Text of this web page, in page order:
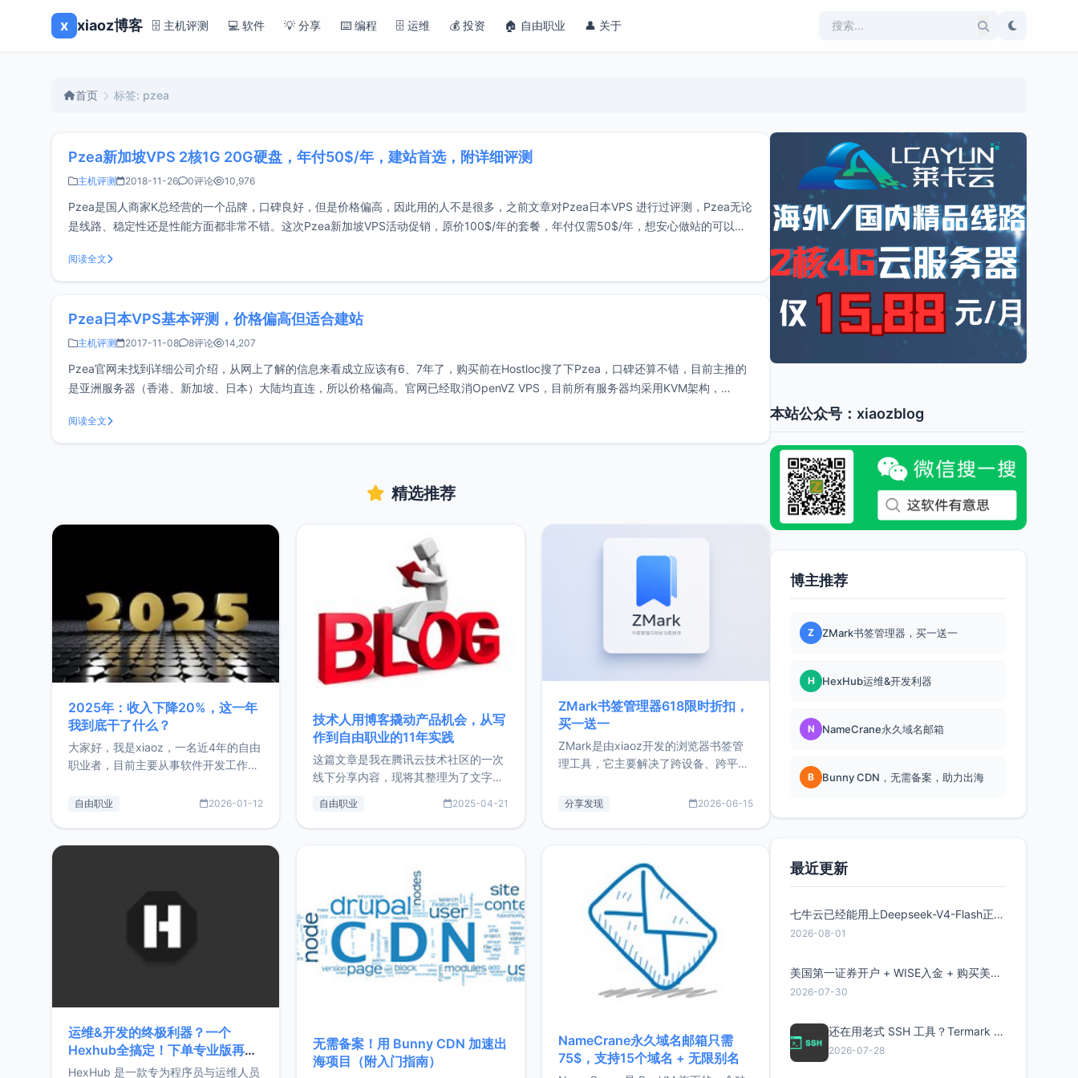
x xiaoz博客 🗄️ 主机评测 💻 软件 💡 分享 ⌨️ 编程 🗄️ 运维 💰 投资 🏠 自由职业 👤 关于
首页 标签: pzea
Pzea新加坡VPS 2核1G 20G硬盘，年付50$/年，建站首选，附详细评测
主机评测 2018-11-26 0评论 10,976
Pzea是国人商家K总经营的一个品牌，口碑良好，但是价格偏高，因此用的人不是很多，之前文章对Pzea日本VPS 进行过评测，Pzea无论
是线路、稳定性还是性能方面都非常不错。这次Pzea新加坡VPS活动促销，原价100$/年的套餐，年付仅需50$/年，想安心做站的可以关
阅读全文
Pzea日本VPS基本评测，价格偏高但适合建站
主机评测 2017-11-08 8评论 14,207
Pzea官网未找到详细公司介绍，从网上了解的信息来看成立应该有6、7年了，购买前在Hostloc搜了下Pzea，口碑还算不错，目前主推的
是亚洲服务器（香港、新加坡、日本）大陆均直连，所以价格偏高。官网已经取消OpenVZ VPS，目前所有服务器均采用KVM架构，
阅读全文
精选推荐
2025年：收入下降20%，这一年
我到底干了什么？
大家好，我是xiaoz，一名近4年的自由
职业者，目前主要从事软件开发工作。
的总结，内容主要包括：工作、学习、
自由职业 2026-01-12
技术人用博客撬动产品机会，从写
作到自由职业的11年实践
这篇文章是我在腾讯云技术社区的一次
线下分享内容，现将其整理为了文字
版，分享了写博客11年来的经历，以及
通过博客过渡到做产品和走向自由职业
的一个小故事。文中还首次公开了我的
前从事服务器运维相关工作，现在已经
转自由职业3年，目前
自由职业 2025-04-21
ZMark书签管理器618限时折扣，
买一送一
ZMark是由xiaoz开发的浏览器书签管
理工具，它主要解决了跨设备、跨平
做到一处部署、随处访问。同时，它还
量级： 使用Bun + Hono.js
分享发现 2026-06-15
运维&开发的终极利器？一个
Hexhub全搞定！下单专业版再赠
Zdir/OneNav授权
HexHub 是一款专为程序员与运维人员
无需备案！用 Bunny CDN 加速出
海项目（附入门指南）
NameCrane永久域名邮箱只需
75$，支持15个域名 + 无限别名
本站公众号：xiaozblog
博主推荐
Z ZMark书签管理器，买一送一
H HexHub运维&开发利器
N NameCrane永久域名邮箱
B Bunny CDN，无需备案，助力出海
最近更新
七牛云已经能用上Deepseek-V4-Flash正式版了，点此领取300万Token
2026-08-01
美国第一证券开户 + WISE入金 + 购买美股全流程分享
2026-07-30
还在用老式 SSH 工具？Termark 新一代跨平台智能SSH客户端了解一下
2026-07-28